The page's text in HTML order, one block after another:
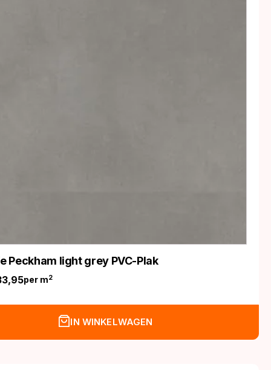
Peckham light grey PVC-Plak
per m2
IN WINKELWAGEN